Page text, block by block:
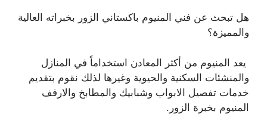
هل تبحث عن فني المنيوم باكستاني الزور بخبراته العالية
والمميزة؟
يعد المنيوم من أكثر المعادن استخداماً في المنازل
والمنشئات السكنية والحيوية وغيرها لذلك نقوم بتقديم
خدمات تفصيل الابواب وشبابيك والمطابخ والارفف
المنيوم بخبرة الزور.